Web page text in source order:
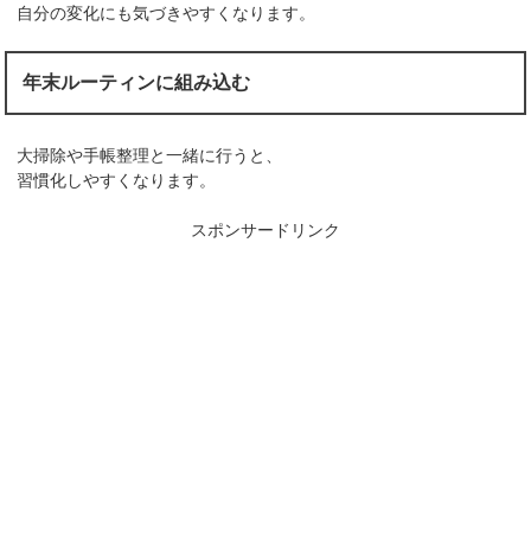
自分の変化にも気づきやすくなります。
年末ルーティンに組み込む
大掃除や手帳整理と一緒に行うと、
習慣化しやすくなります。
スポンサードリンク